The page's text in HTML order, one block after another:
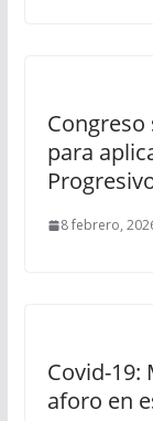
Congreso
para
8 febrero,
Covid-19:
aforo en